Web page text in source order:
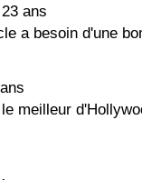
ans
a besoin d'une
meilleur